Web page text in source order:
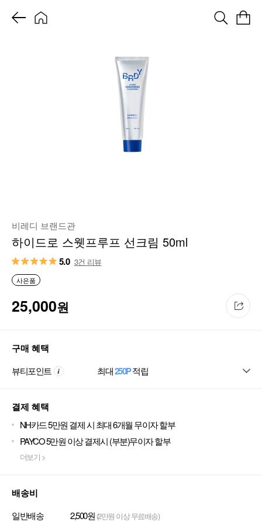
비레디 브랜드관
하이드로 스웻프루프 선크림 50ml
5.0 3건 리뷰
사은품
25,000원
구매 혜택
뷰티포인트 최대250P적립
결제 혜택
NH카드 5만원 결제 시 최대 6개월 무이자 할부
PAYCO 5만원 이상 결제시 (부분)무이자 할부
더보기 >
배송비
일반배송 2,500원 (2만원 이상 무료배송)